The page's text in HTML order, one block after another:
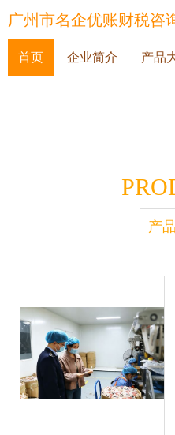
广州市名企优账财税咨
首页 企业简介 产品
产